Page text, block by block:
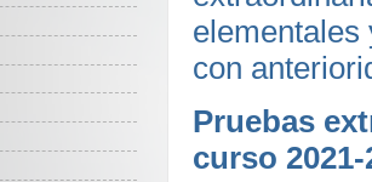
elementales
con
Pruebas
curso 2021-